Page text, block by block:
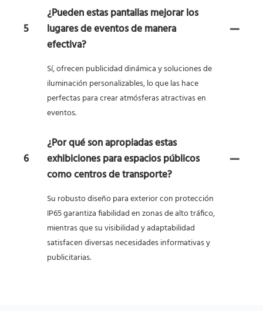
5
¿Pueden estas pantallas mejorar los
lugares de eventos de manera
efectiva?
Sí, ofrecen publicidad dinámica y soluciones de
iluminación personalizables, lo que las hace
perfectas para crear atmósferas atractivas en
eventos.
6
¿Por qué son apropiadas estas
exhibiciones para espacios públicos
como centros de transporte?
Su robusto diseño para exterior con protección
IP65 garantiza fiabilidad en zonas de alto tráfico,
mientras que su visibilidad y adaptabilidad
satisfacen diversas necesidades informativas y
publicitarias.